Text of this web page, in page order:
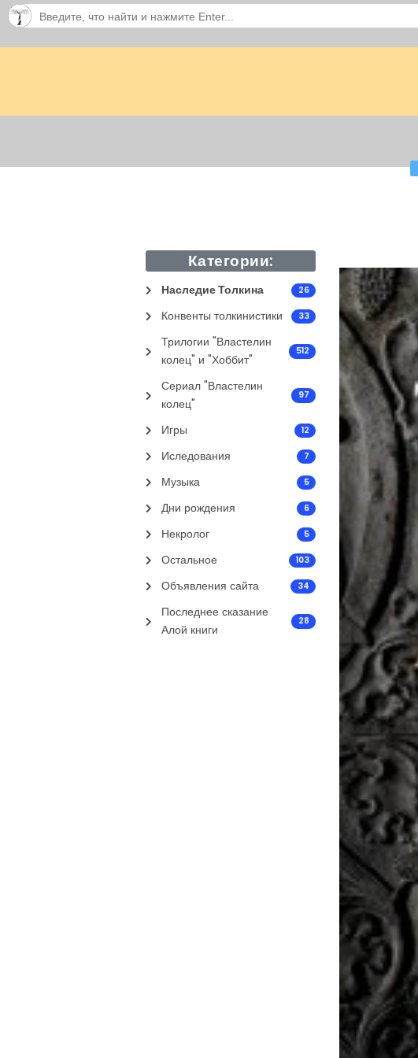
Категории:
Наследие Толкина 26
Конвенты толкинистики 33
Трилогии "Властелин
колец" и "Хоббит"
512
Сериал "Властелин
колец"
97
Игры 12
Иследования 7
Музыка 5
Дни рождения 6
Некролог 5
Остальное 103
Объявления сайта 34
Последнее сказание
Алой книги
28